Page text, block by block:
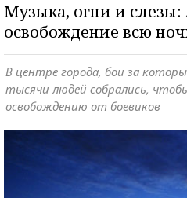
Музыка, огни и
освобождение всю
В центре города, бои за
тысячи людей собрались,
освобождению от боевиков